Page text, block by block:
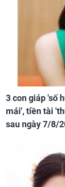
3 con giáp 'số
mái', tiền tài
sau ngày 7/8/